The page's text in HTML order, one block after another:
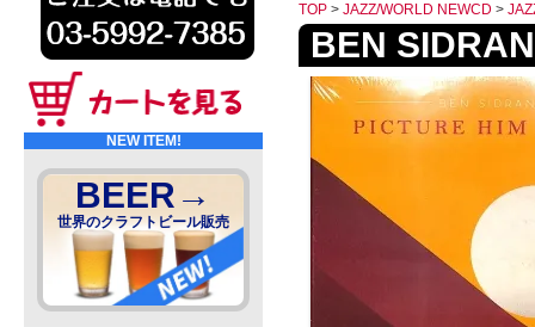
NEW ITEM!
BEER→
世界のクラフトビール販売
TOP > JAZZ/WORLD NEWCD >
BEN